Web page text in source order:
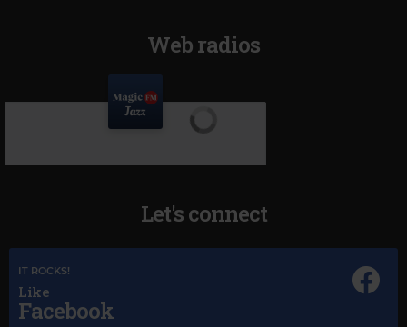
Web radios
Let's connect
IT ROCKS!
Like
Facebook